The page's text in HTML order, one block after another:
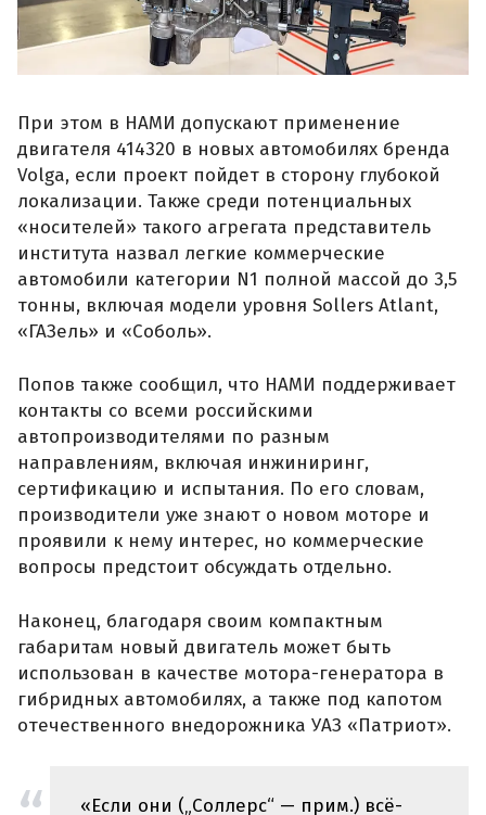
При этом в НАМИ допускают применение
двигателя 414320 в новых автомобилях бренда
Volga, если проект пойдет в сторону глубокой
локализации. Также среди потенциальных
«носителей» такого агрегата представитель
института назвал легкие коммерческие
автомобили категории N1 полной массой до 3,5
тонны, включая модели уровня Sollers Atlant,
«ГАЗель» и «Соболь».
Попов также сообщил, что НАМИ поддерживает
контакты со всеми российскими
автопроизводителями по разным
направлениям, включая инжиниринг,
сертификацию и испытания. По его словам,
производители уже знают о новом моторе и
проявили к нему интерес, но коммерческие
вопросы предстоит обсуждать отдельно.
Наконец, благодаря своим компактным
габаритам новый двигатель может быть
использован в качестве мотора-генератора в
гибридных автомобилях, а также под капотом
отечественного внедорожника УАЗ «Патриот».
«Если они („Соллерс“ — прим.) всё-